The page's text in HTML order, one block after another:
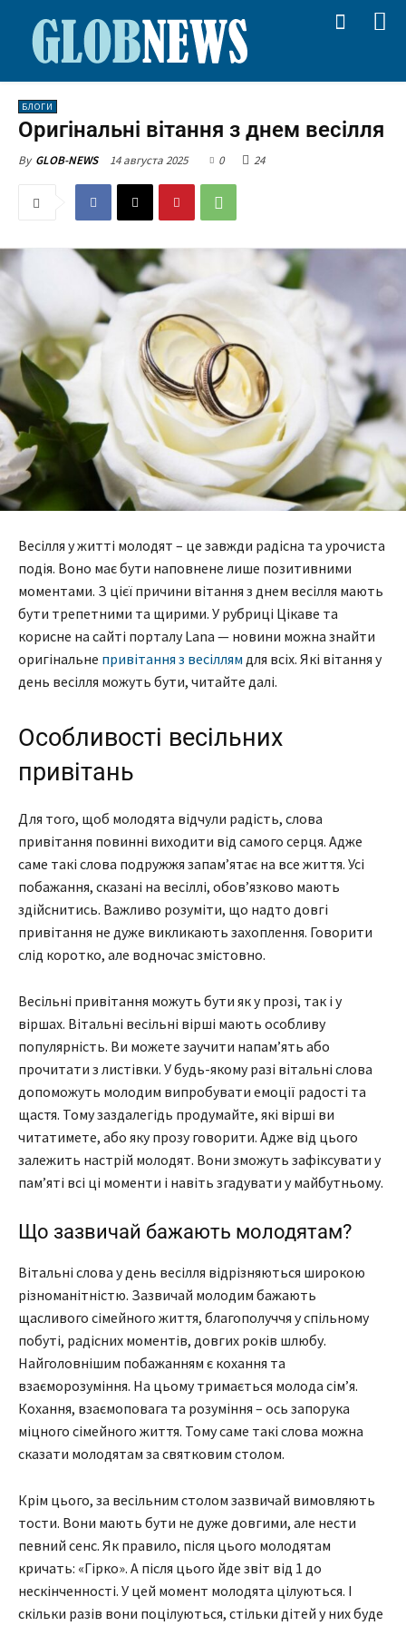
БЛОГИ
Оригінальні вітання з днем весілля
By GLOB-NEWS 14 августа 2025 0 24
Весілля у житті молодят – це завжди радісна та урочиста
подія. Воно має бути наповнене лише позитивними
моментами. З цієї причини вітання з днем весілля мають
бути трепетними та щирими. У рубриці Цікаве та
корисне на сайті порталу Lana — новини можна знайти
оригінальне привітання з весіллям для всіх. Які вітання у
день весілля можуть бути, читайте далі.
Особливості весільних
привітань
Для того, щоб молодята відчули радість, слова
привітання повинні виходити від самого серця. Адже
саме такі слова подружжя запам’ятає на все життя. Усі
побажання, сказані на весіллі, обов’язково мають
здійснитись. Важливо розуміти, що надто довгі
привітання не дуже викликають захоплення. Говорити
слід коротко, але водночас змістовно.
Весільні привітання можуть бути як у прозі, так і у
віршах. Вітальні весільні вірші мають особливу
популярність. Ви можете заучити напам’ять або
прочитати з листівки. У будь-якому разі вітальні слова
допоможуть молодим випробувати емоції радості та
щастя. Тому заздалегідь продумайте, які вірші ви
читатимете, або яку прозу говорити. Адже від цього
залежить настрій молодят. Вони зможуть зафіксувати у
пам’яті всі ці моменти і навіть згадувати у майбутньому.
Що зазвичай бажають молодятам?
Вітальні слова у день весілля відрізняються широкою
різноманітністю. Зазвичай молодим бажають
щасливого сімейного життя, благополуччя у спільному
побуті, радісних моментів, довгих років шлюбу.
Найголовнішим побажанням є кохання та
взаєморозуміння. На цьому тримається молода сім’я.
Кохання, взаємоповага та розуміння – ось запорука
міцного сімейного життя. Тому саме такі слова можна
сказати молодятам за святковим столом.
Крім цього, за весільним столом зазвичай вимовляють
тости. Вони мають бути не дуже довгими, але нести
певний сенс. Як правило, після цього молодятам
кричать: «Гірко». А після цього йде звіт від 1 до
нескінченності. У цей момент молодята цілуються. І
скільки разів вони поцілуються, стільки дітей у них буде